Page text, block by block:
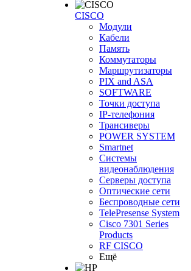
CISCO
Модули
Кабели
Память
Коммутаторы
Маршрутизаторы
PIX and ASA
SOFTWARE
Точки доступа
IP-телефония
Трансиверы
POWER SYSTEM
Smartnet
Системы
видеонаблюдения
Серверы доступа
Оптические сети
Беспроводные сети
TelePresense System
Cisco 7301 Series
Products
RF CISCO
Ещё